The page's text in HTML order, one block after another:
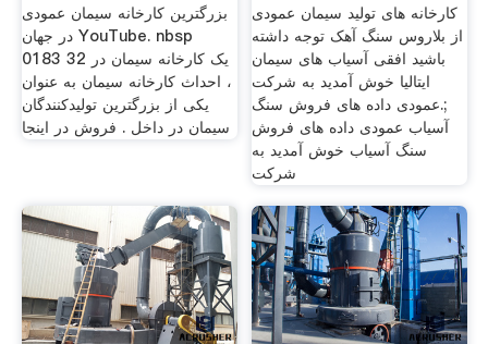
‫بزرگترین کارخانه سیمان عمودی
در جهان‬‎ YouTube. nbsp
0183 32 یک کارخانه سیمان در
، احداث کارخانه سیمان به عنوان
یکی از بزرگترین تولیدکنندگان
سیمان در داخل . فروش در اینجا
کارخانه های تولید سیمان عمودی
از بلاروس سنگ آهک توجه داشته
باشید افقی آسیاب های سیمان
ایتالیا خوش آمدید به شركت
;.عمودی داده های فروش سنگ
آسیاب عمودی داده های فروش
سنگ آسیاب خوش آمدید به
شركت